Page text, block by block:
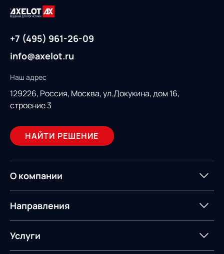
+7 (495) 961-26-09
info@axelot.ru
Наш адрес
129226, Россия, Москва, ул.Докукина, дом 16,
строение 3
НАЙТИ РЕШЕНИЕ
О компании
О компании
ИТ-аккредитация
Импортозамещение
Направления
Управление цепями
поставок
Услуги